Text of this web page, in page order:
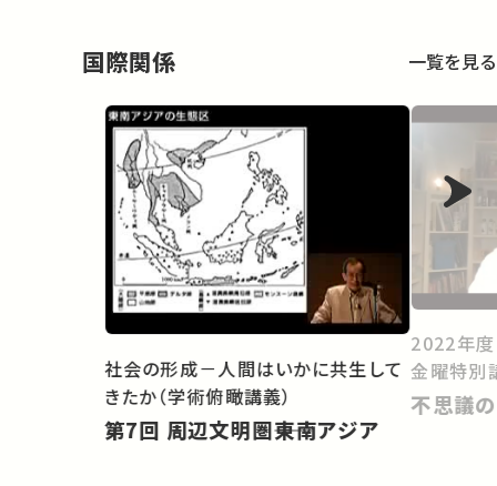
国際関係 一覧を見る
社会の形成－人間はいかに共生して
きたか（学術俯瞰講義）
第7回 周辺文明圏――東南アジア
2022年度
金曜特別
不思議